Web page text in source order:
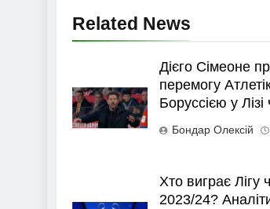
Related News
Дієго Сімеоне
перемогу
Боруссією у Лізі
Бондар Олексій
Хто виграє Лігу
2023/24?